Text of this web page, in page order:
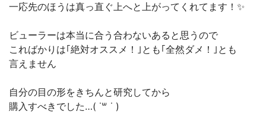
一応先のほうは真っ直ぐ上へと上がってくれてます！✨
ビューラーは本当に合う合わないあると思うので
こればかりは｢絶対オススメ！｣とも｢全然ダメ！｣とも
言えません
自分の目の形をきちんと研究してから
購入すべきでした…( ˙꒳ ˙ )